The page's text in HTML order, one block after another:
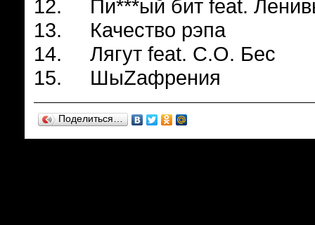
12. Пи***ый бит feat.
13. Качество рэпа
14. Лягут feat. С.О. Бес
15. ШыZaфрения
Поделиться…